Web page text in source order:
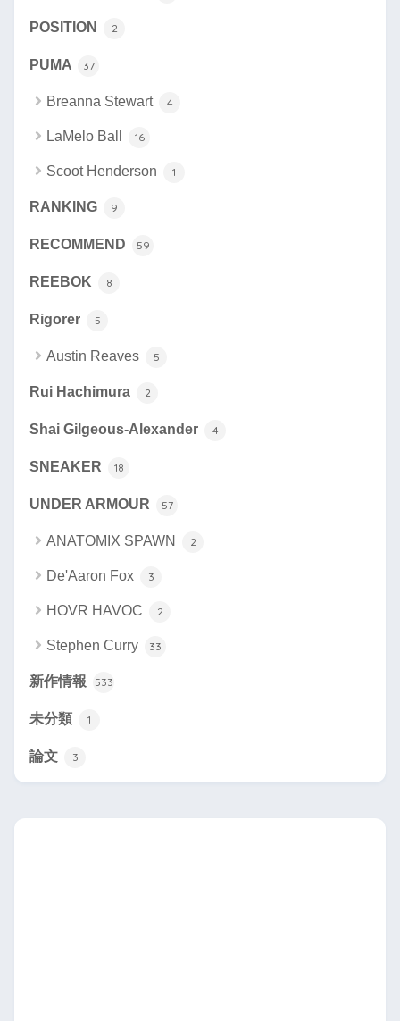
POSITION 2
PUMA 37
Breanna Stewart 4
LaMelo Ball 16
Scoot Henderson 1
RANKING 9
RECOMMEND 59
REEBOK 8
Rigorer 5
Austin Reaves 5
Rui Hachimura 2
Shai Gilgeous-Alexander 4
SNEAKER 18
UNDER ARMOUR 57
ANATOMIX SPAWN 2
De'Aaron Fox 3
HOVR HAVOC 2
Stephen Curry 33
新作情報 533
未分類 1
論文 3